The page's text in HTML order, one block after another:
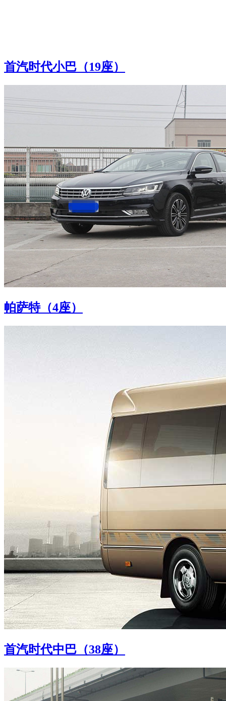
首汽时代小巴（19座）
帕萨特（4座）
首汽时代中巴（38座）